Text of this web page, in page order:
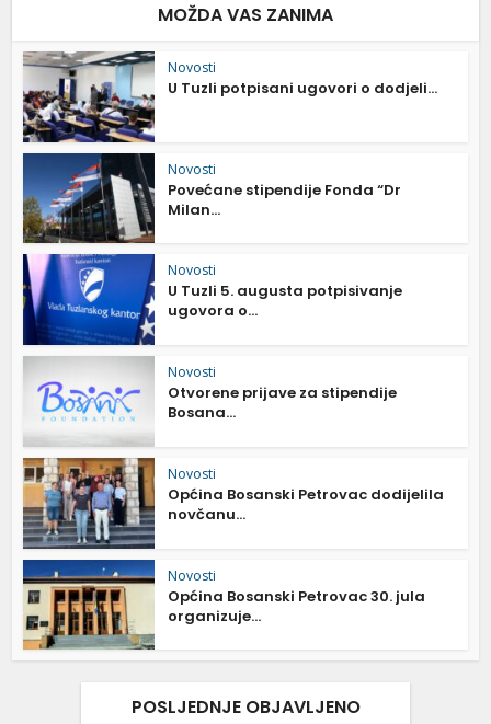
MOŽDA VAS ZANIMA
Novosti
U Tuzli potpisani ugovori o dodjeli...
Novosti
Povećane stipendije Fonda “Dr
Milan...
Novosti
U Tuzli 5. augusta potpisivanje
ugovora o...
Novosti
Otvorene prijave za stipendije
Bosana...
Novosti
Općina Bosanski Petrovac dodijelila
novčanu...
Novosti
Općina Bosanski Petrovac 30. jula
organizuje...
POSLJEDNJE OBJAVLJENO